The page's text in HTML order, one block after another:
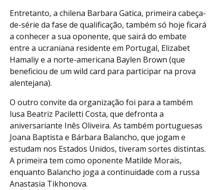
Entretanto, a chilena Barbara Gatica, primeira cabeça-
de-série da fase de qualificação, também só hoje ficará
a conhecer a sua oponente, que sairá do embate
entre a ucraniana residente em Portugal, Elizabet
Hamaliy e a norte-americana Baylen Brown (que
beneficiou de um wild card para participar na prova
alentejana).
O outro convite da organização foi para a também
lusa Beatriz Paciletti Costa, que defronta a
aniversariante Inês Oliveira. As também portuguesas
Joana Baptista e Bárbara Balancho, que jogam e
estudam nos Estados Unidos, tiveram sortes distintas.
A primeira tem como oponente Matilde Morais,
enquanto Balancho joga a continuidade com a russa
Anastasia Tikhonova.